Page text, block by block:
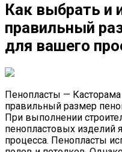
Как выбрать и
правильный
для вашего
Пенопласты —
правильный размер
При выполнении
пенопластовых изделий
процесса. Пенопласты